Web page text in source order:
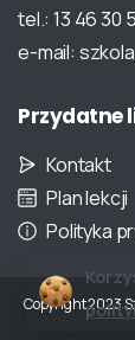
tel.: 13 46 30
e-mail:
Przydatne
Kontakt
Plan lekcji
Polityka
Copyright 2023